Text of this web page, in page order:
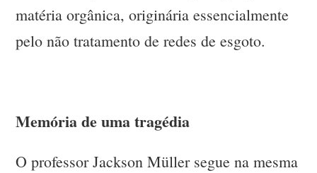
matéria orgânica, originária essencialmente
pelo não tratamento de redes de esgoto.
Memória de uma tragédia
O professor Jackson Müller segue na mesma